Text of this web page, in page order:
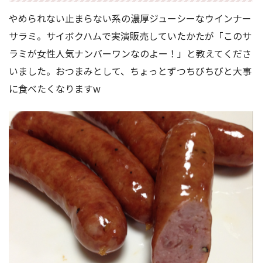
やめられない止まらない系の濃厚ジューシーなウインナー
サラミ。サイボクハムで実演販売していたかたが「このサ
ラミが女性人気ナンバーワンなのよー！」と教えてくださ
いました。おつまみとして、ちょっとずつちびちびと大事
に食べたくなりますw